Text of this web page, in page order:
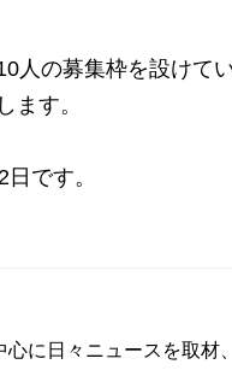
人の募集枠を設けて
ます。
です。
に日々ニュースを取材